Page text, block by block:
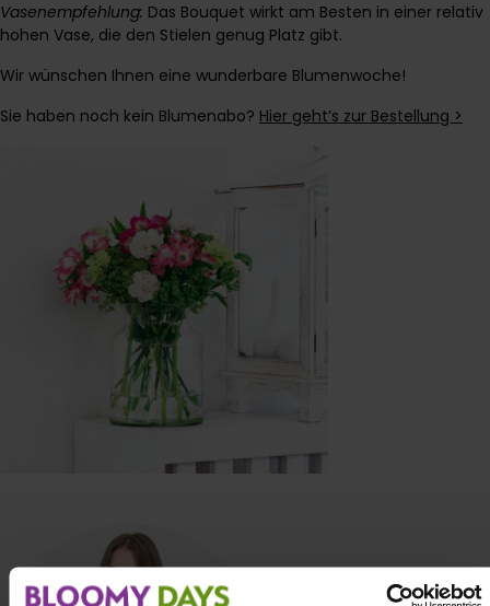
Vasenempfehlung: Das Bouquet wirkt am Besten in einer relativ
hohen Vase, die den Stielen genug Platz gibt.
Wir wünschen Ihnen eine wunderbare Blumenwoche!
Sie haben noch kein Blumenabo? Hier geht’s zur Bestellung >